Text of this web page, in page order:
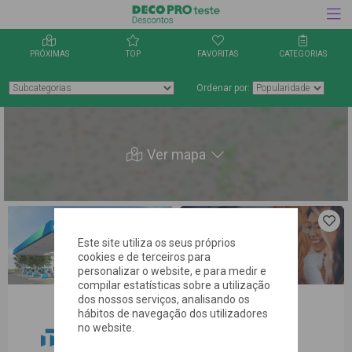
PRÓXIMAS TOP FAVORITAS CATEGORIAS
Ordenar por:
Ver mapa
guardares
a oferta
nos
favoritos
Clica
para
a
nos
Este site utiliza os seus próprios
cookies e de terceiros para
personalizar o website, e para medir e
compilar estatísticas sobre a utilização
dos nossos serviços, analisando os
hábitos de navegação dos utilizadores
no website.